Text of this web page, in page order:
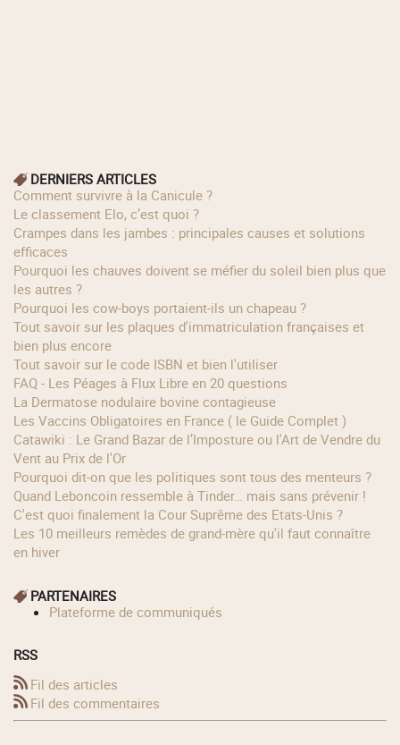
DERNIERS ARTICLES
Comment survivre à la Canicule ?
Le classement Elo, c’est quoi ?
Crampes dans les jambes : principales causes et solutions
efficaces
Pourquoi les chauves doivent se méfier du soleil bien plus que
les autres ?
Pourquoi les cow‑boys portaient‑ils un chapeau ?
Tout savoir sur les plaques d'immatriculation françaises et
bien plus encore
Tout savoir sur le code ISBN et bien l'utiliser
FAQ - Les Péages à Flux Libre en 20 questions
La Dermatose nodulaire bovine contagieuse
Les Vaccins Obligatoires en France ( le Guide Complet )
Catawiki : Le Grand Bazar de l’Imposture ou l'Art de Vendre du
Vent au Prix de l'Or
Pourquoi dit-on que les politiques sont tous des menteurs ?
Quand Leboncoin ressemble à Tinder… mais sans prévenir !
C'est quoi finalement la Cour Suprême des Etats-Unis ?
Les 10 meilleurs remèdes de grand-mère qu'il faut connaître
en hiver
PARTENAIRES
Plateforme de communiqués
RSS
Fil des articles
Fil des commentaires